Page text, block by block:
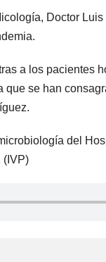
Doctor
a los pacientes
que se han
del
(IVP)